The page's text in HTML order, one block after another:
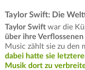
Taylor Swift: Die
Taylor Swift war die
über ihre Verflossenen
Music zählt sie zu den
dabei hatte sie
Musik dort zu